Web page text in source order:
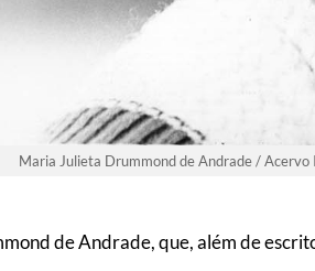
Maria Julieta Drummond de Andrade / Acervo
de Andrade, que, além de